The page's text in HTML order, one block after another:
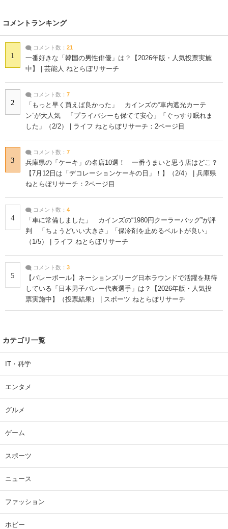
コメントランキング
1
コメント数： 21
一番好きな「韓国の男性俳優」は？【2026年版・人気投票実施
中】 | 芸能人 ねとらぼリサーチ
2
コメント数： 7
「もっと早く買えば良かった」 カインズの“車内遮光カーテ
ン”が大人気 「プライバシーも保てて安心」「ぐっすり眠れま
した」（2/2） | ライフ ねとらぼリサーチ：2ページ目
3
コメント数： 7
兵庫県の「ケーキ」の名店10選！ 一番うまいと思う店はどこ？
【7月12日は「デコレーションケーキの日」！】（2/4） | 兵庫県
ねとらぼリサーチ：2ページ目
4
コメント数： 4
「車に常備しました」 カインズの“1980円クーラーバッグ”が評
判 「ちょうどいい大きさ」「保冷剤を止めるベルトが良い」
（1/5） | ライフ ねとらぼリサーチ
5
コメント数： 3
【バレーボール】ネーションズリーグ日本ラウンドで活躍を期待
している「日本男子バレー代表選手」は？【2026年版・人気投
票実施中】（投票結果） | スポーツ ねとらぼリサーチ
カテゴリ一覧
IT・科学
エンタメ
グルメ
ゲーム
スポーツ
ニュース
ファッション
ホビー